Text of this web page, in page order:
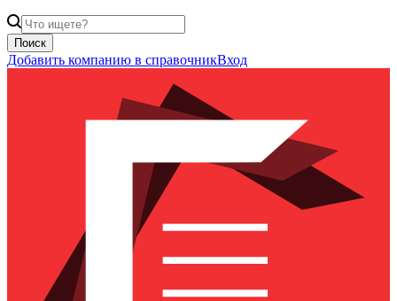
Поиск
Добавить компанию в справочникВход